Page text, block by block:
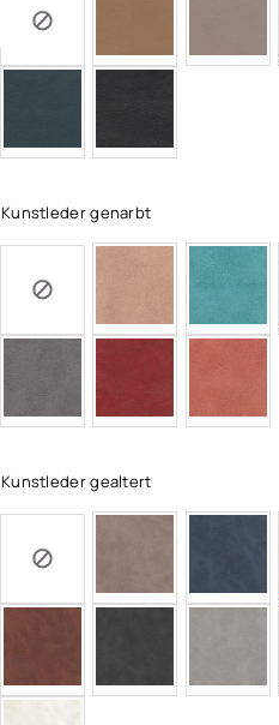
Kunstleder genarbt
Kunstleder gealtert